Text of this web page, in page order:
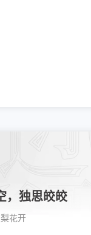
，独思皎皎
花开